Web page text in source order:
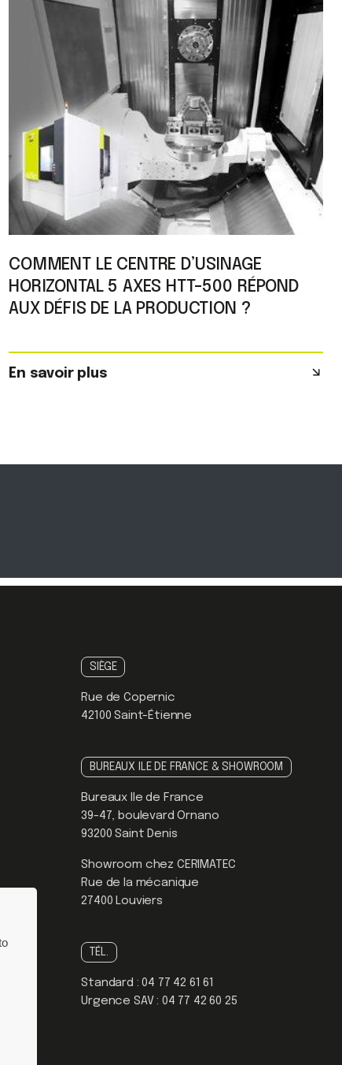
COMMENT LE CENTRE D’USINAGE
HORIZONTAL 5 AXES HTT-500 RÉPOND
AUX DÉFIS DE LA PRODUCTION ?
En savoir plus
SIÈGE
Rue de Copernic
42100 Saint-Étienne
BUREAUX ILE DE FRANCE & SHOWROOM
Bureaux Ile de France
39-47, boulevard Ornano
93200 Saint Denis
Showroom chez CERIMATEC
Rue de la mécanique
27400 Louviers
TÉL.
Standard : 04 77 42 61 61
Urgence SAV : 04 77 42 60 25